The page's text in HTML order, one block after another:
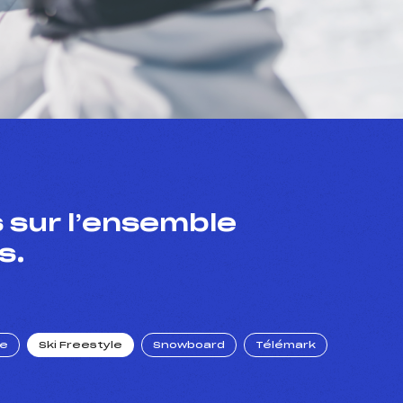
l’ensemble
Ski Freestyle Snowboard Télémark